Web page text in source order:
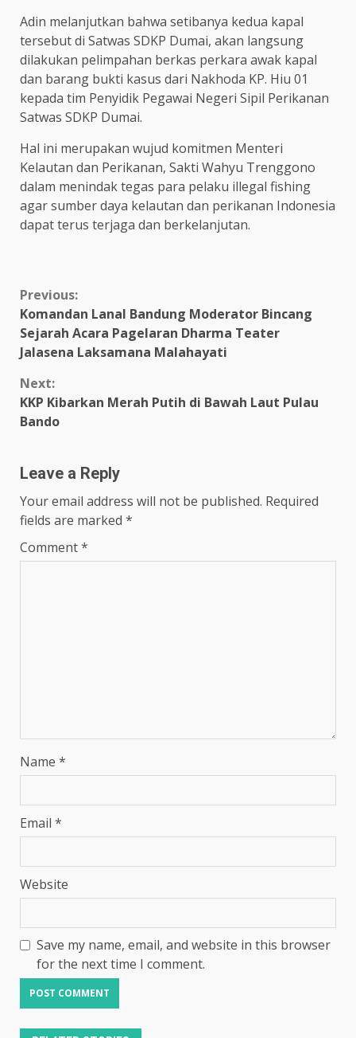
Adin melanjutkan bahwa setibanya kedua kapal
tersebut di Satwas SDKP Dumai, akan langsung
dilakukan pelimpahan berkas perkara awak kapal
dan barang bukti kasus dari Nakhoda KP. Hiu 01
kepada tim Penyidik Pegawai Negeri Sipil Perikanan
Satwas SDKP Dumai.
Hal ini merupakan wujud komitmen Menteri
Kelautan dan Perikanan, Sakti Wahyu Trenggono
dalam menindak tegas para pelaku illegal fishing
agar sumber daya kelautan dan perikanan Indonesia
dapat terus terjaga dan berkelanjutan.
Continue
Reading
Previous:
Komandan Lanal Bandung Moderator Bincang
Sejarah Acara Pagelaran Dharma Teater
Jalasena Laksamana Malahayati
Next:
KKP Kibarkan Merah Putih di Bawah Laut Pulau
Bando
Leave a Reply
Your email address will not be published. Required
fields are marked *
Comment*
Name *
Email *
Website
Save my name, email, and website in this browser
for the next time I comment.